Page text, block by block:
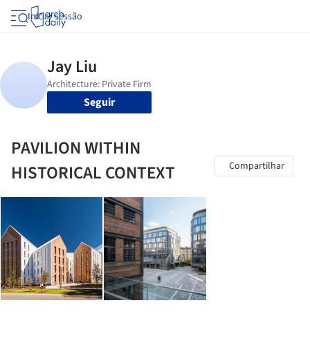
Iniciar sessão
Seguir
PAVILION WITHIN
HISTORICAL CONTEXT
Compartilhar